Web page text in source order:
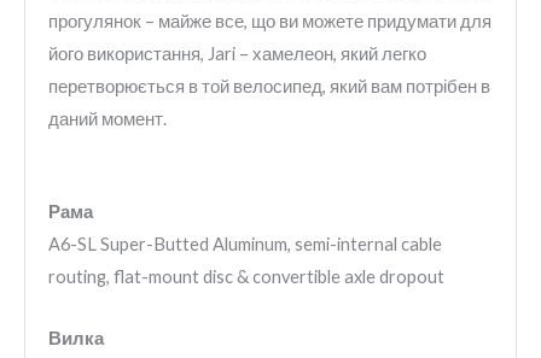
прогулянок – майже все, що ви можете придумати для
його використання, Jari – хамелеон, який легко
перетворюється в той велосипед, який вам потрібен в
даний момент.
Рама
A6-SL Super-Butted Aluminum, semi-internal cable
routing, flat-mount disc & convertible axle dropout
Вилка